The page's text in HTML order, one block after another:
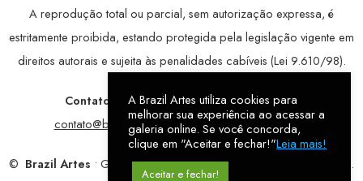
A reprodução total ou parcial, sem autorização expressa, é
estritamente proibida, estando protegida pela legislação vigente em
direitos autorais e sujeita às penalidades cabíveis (Lei 9.610/98).
Contatos: WhatsApp:79 9998-1221/ E-mail:
contato@brazilartes.com/ Instagram:@brazilartes
© Brazil Artes • Galeria Online.9 anosde história (2017 – 2026).
A Brazil Artes utiliza cookies para
melhorar sua experiência ao acessar a
galeria online. Se você concorda,
clique em "Aceitar e fechar!"Leia mais!
Aceitar e fechar!